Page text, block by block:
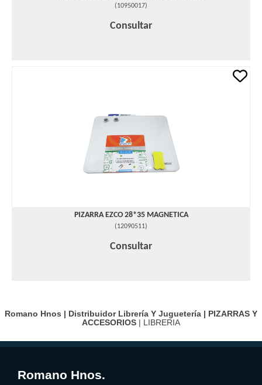
(10950017)
Consultar
PIZARRA EZCO 28*35 MAGNETICA
(12090511)
Consultar
Romano Hnos | Distribuidor Librería Y Juguetería | PIZARRAS Y
ACCESORIOS | LIBRERIA
Romano Hnos.